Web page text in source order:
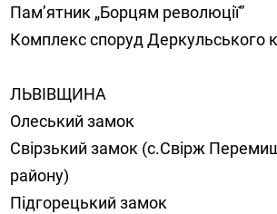
Пам’ятник „Борцям революції”
Комплекс споруд Деркульського
ЛЬВІВЩИНА
Олеський замок
Свірзький замок (с.Свірж
району)
Підгорецький замок